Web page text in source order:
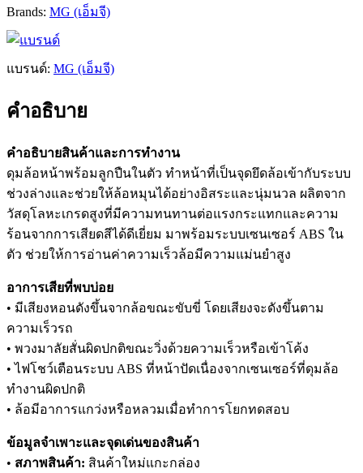
Brands: MG (เอ็มจี)
แบรนด์: MG (เอ็มจี)
คำอธิบาย
คำอธิบายสินค้าและการทำงาน
ดุมล้อหน้าพร้อมลูกปืนในตัว ทำหน้าที่เป็นจุดยึดล้อเข้ากับระบบ
ช่วงล่างและช่วยให้ล้อหมุนได้อย่างอิสระและนุ่มนวล ผลิตจาก
วัสดุโลหะเกรดสูงที่มีความทนทานต่อแรงกระแทกและความ
ร้อนจากการเสียดสีได้ดีเยี่ยม มาพร้อมระบบเซนเซอร์ ABS ใน
ตัว ช่วยให้การอ่านค่าความเร็วล้อมีความแม่นยำสูง
อาการเสียที่พบบ่อย
• มีเสียงหอนดังขึ้นจากล้อขณะขับขี่ โดยเสียงจะดังขึ้นตาม
ความเร็วรถ
• พวงมาลัยสั่นผิดปกติขณะวิ่งด้วยความเร็วหรือเข้าโค้ง
• ไฟโชว์เตือนระบบ ABS ที่หน้าปัดเนื่องจากเซนเซอร์ที่ดุมล้อ
ทำงานผิดปกติ
• ล้อมีอาการแกว่งหรือหลวมเมื่อทำการโยกทดสอบ
ข้อมูลจำเพาะและจุดเด่นของสินค้า
• สภาพสินค้า: สินค้าใหม่แกะกล่อง